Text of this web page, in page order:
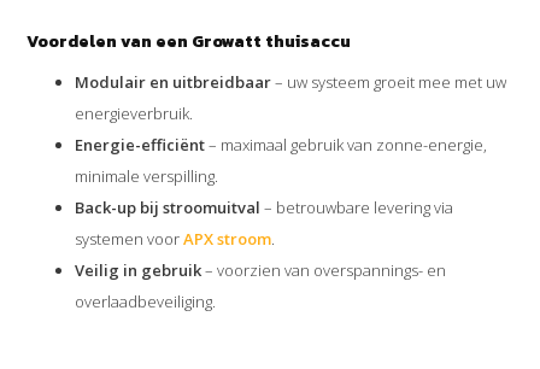
Voordelen van een Growatt thuisaccu
Modulair en uitbreidbaar– uw systeem groeit mee met uw
energieverbruik.
Energie-efficiënt– maximaal gebruik van zonne-energie,
minimale verspilling.
Back-up bij stroomuitval – betrouwbare levering via
systemen voorAPX stroom.
Veilig in gebruik– voorzien van overspannings- en
overlaadbeveiliging.